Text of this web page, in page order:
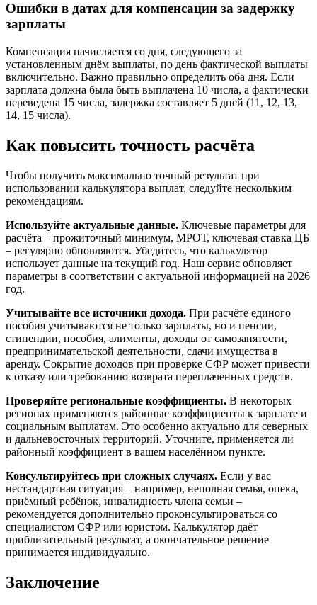
Ошибки в датах для компенсации за задержку
зарплаты
Компенсация начисляется со дня, следующего за
установленным днём выплаты, по день фактической выплаты
включительно. Важно правильно определить оба дня. Если
зарплата должна была быть выплачена 10 числа, а фактически
переведена 15 числа, задержка составляет 5 дней (11, 12, 13,
14, 15 числа).
Как повысить точность расчёта
Чтобы получить максимально точный результат при
использовании калькулятора выплат, следуйте нескольким
рекомендациям.
Используйте актуальные данные. Ключевые параметры для
расчёта – прожиточный минимум, МРОТ, ключевая ставка ЦБ
– регулярно обновляются. Убедитесь, что калькулятор
использует данные на текущий год. Наш сервис обновляет
параметры в соответствии с актуальной информацией на 2026
год.
Учитывайте все источники дохода. При расчёте единого
пособия учитываются не только зарплаты, но и пенсии,
стипендии, пособия, алименты, доходы от самозанятости,
предпринимательской деятельности, сдачи имущества в
аренду. Сокрытие доходов при проверке СФР может привести
к отказу или требованию возврата переплаченных средств.
Проверяйте региональные коэффициенты. В некоторых
регионах применяются районные коэффициенты к зарплате и
социальным выплатам. Это особенно актуально для северных
и дальневосточных территорий. Уточните, применяется ли
районный коэффициент в вашем населённом пункте.
Консультируйтесь при сложных случаях. Если у вас
нестандартная ситуация – например, неполная семья, опека,
приёмный ребёнок, инвалидность члена семьи –
рекомендуется дополнительно проконсультироваться со
специалистом СФР или юристом. Калькулятор даёт
приблизительный результат, а окончательное решение
принимается индивидуально.
Заключение